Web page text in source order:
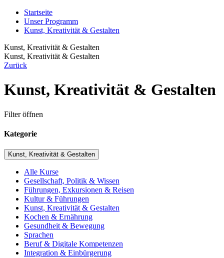
Startseite
Unser Programm
Kunst, Kreativität & Gestalten
Kunst, Kreativität & Gestalten
Kunst, Kreativität & Gestalten
Zurück
Kunst, Kreativität & Gestalten
Filter öffnen
Kategorie
Kunst, Kreativität & Gestalten
Alle Kurse
Gesellschaft, Politik & Wissen
Führungen, Exkursionen & Reisen
Kultur & Führungen
Kunst, Kreativität & Gestalten
Kochen & Ernährung
Gesundheit & Bewegung
Sprachen
Beruf & Digitale Kompetenzen
Integration & Einbürgerung